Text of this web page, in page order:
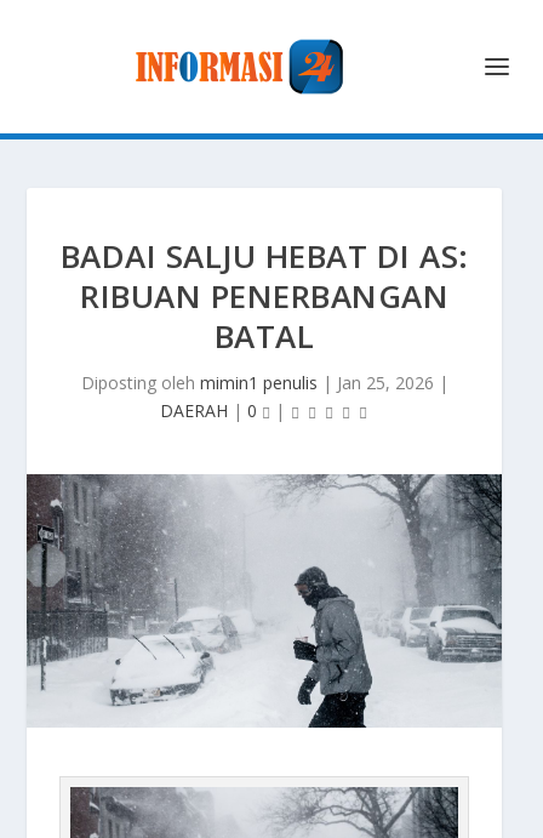
BADAI SALJU HEBAT DI AS:
RIBUAN PENERBANGAN
BATAL
Diposting oleh mimin1 penulis | Jan 25, 2026 |
DAERAH | 0 |